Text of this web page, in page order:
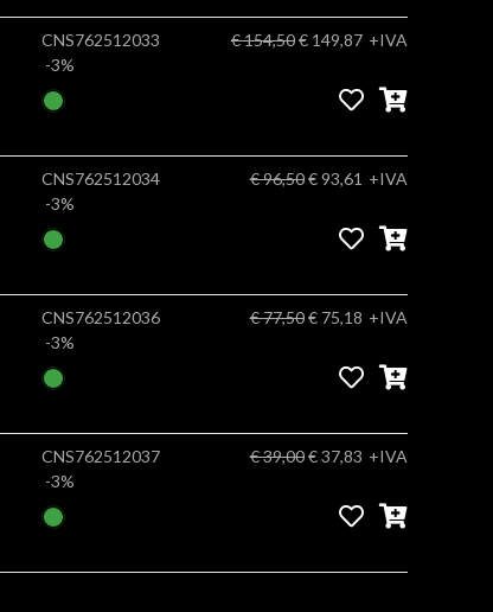
CNS762512033
-3%
€ 154,50€ 149,87 +IVA
CNS762512034
-3%
€ 96,50€ 93,61 +IVA
CNS762512036
-3%
€ 77,50€ 75,18 +IVA
CNS762512037
-3%
€ 39,00€ 37,83 +IVA